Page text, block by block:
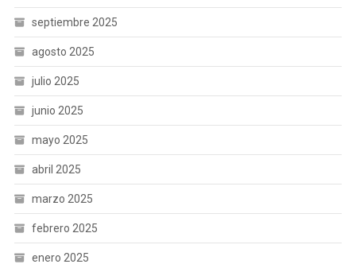
septiembre 2025
agosto 2025
julio 2025
junio 2025
mayo 2025
abril 2025
marzo 2025
febrero 2025
enero 2025